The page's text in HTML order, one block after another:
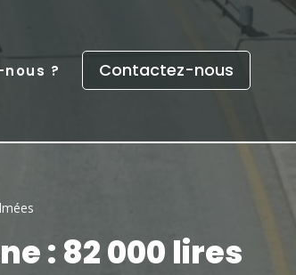
? Contactez-nous
: 82 000 lires